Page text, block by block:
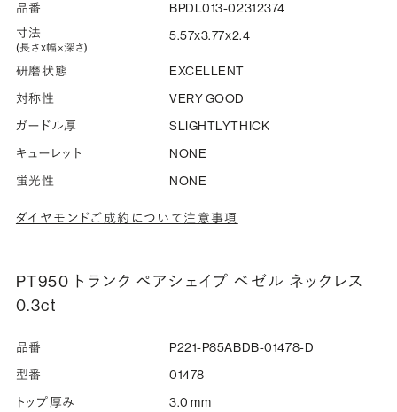
品番
BPDL013-02312374
寸法
(長さx幅×深さ)
5.57x3.77x2.4
研磨状態
EXCELLENT
対称性
VERY GOOD
ガードル厚
SLIGHTLYTHICK
キューレット
NONE
蛍光性
NONE
ダイヤモンドご成約について注意事項
PT950 トランク ペアシェイプ ベゼル ネックレス
0.3ct
品番
P221-P85ABDB-01478-D
型番
01478
トップ厚み
3.0 mm